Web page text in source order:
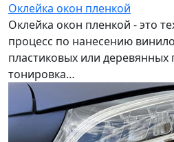
Оклейка окон пленкой
Оклейка окон пленкой - это
процесс по нанесению
пластиковых или деревянных
тонировка…